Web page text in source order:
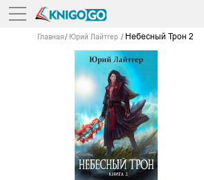
Главная Юрий Лайтгер Небесный Трон 2